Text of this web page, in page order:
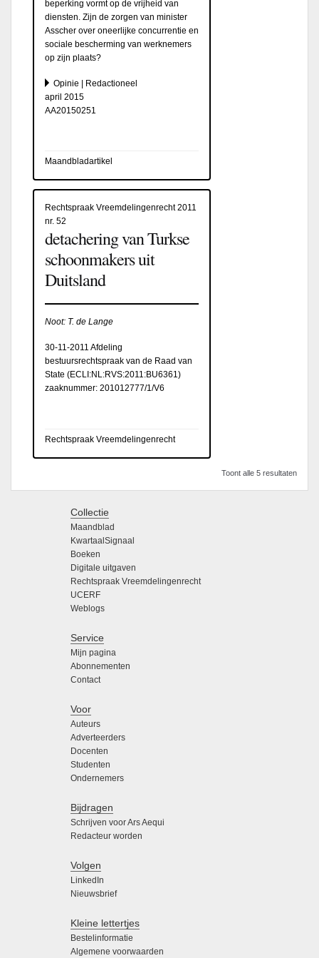
beperking vormt op de vrijheid van
diensten. Zijn de zorgen van minister
Asscher over oneerlijke concurrentie en
sociale bescherming van werknemers
op zijn plaats?
Opinie | Redactioneel
april 2015
AA20150251
Maandbladartikel
Rechtspraak Vreemdelingenrecht 2011
nr. 52
detachering van Turkse
schoonmakers uit
Duitsland
Noot: T. de Lange
30-11-2011 Afdeling
bestuursrechtspraak van de Raad van
State (ECLI:NL:RVS:2011:BU6361)
zaaknummer: 201012777/1/V6
Rechtspraak Vreemdelingenrecht
Toont alle 5 resultaten
Collectie
Maandblad
KwartaalSignaal
Boeken
Digitale uitgaven
Rechtspraak Vreemdelingenrecht
UCERF
Weblogs
Service
Mijn pagina
Abonnementen
Contact
Voor
Auteurs
Adverteerders
Docenten
Studenten
Ondernemers
Bijdragen
Schrijven voor Ars Aequi
Redacteur worden
Volgen
LinkedIn
Nieuwsbrief
Kleine lettertjes
Bestelinformatie
Algemene voorwaarden